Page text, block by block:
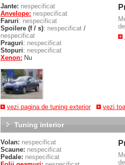
Jante: nespecificat
Anvelope: nespecificat
Faruri: nespecificat
Spoilere (f / s): nespecificat /
nespecificat
Praguri: nespecificat
Stopuri: nespecificat
Xenon: Nu
vezi pagina de tuning exterior vezi
Tuning interior
Volan: nespecificat
Scaune: nespecificat
Pedale: nespecificat